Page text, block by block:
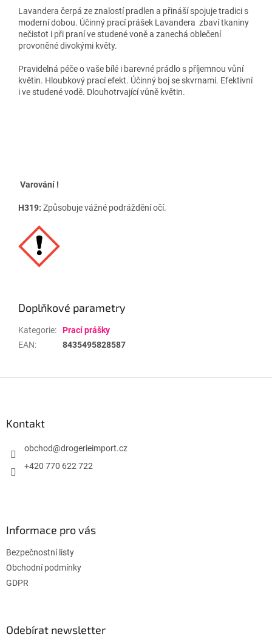
Lavandera čerpá ze znalostí pradlen a přináší spojuje tradici s
moderní dobou. Účinný prací prášek Lavandera zbaví tkaniny
nečistot i při praní ve studené voně a zanechá oblečení
provoněné divokými květy.
Pravidelná péče o vaše bílé i barevné prádlo s příjemnou vůní
květin. Hloubkový prací efekt. Účinný boj se skvrnami. Efektivní
i ve studené vodě. Dlouhotrvající vůně květin.
Varování !
H319: Způsobuje vážné podráždění očí.
Doplňkové parametry
Kategorie:
Prací prášky
EAN: 8435495828587
Kontakt
obchod@drogerieimport.cz
+420 770 622 722
Informace pro vás
Bezpečnostní listy
Obchodní podmínky
GDPR
Odebírat newsletter